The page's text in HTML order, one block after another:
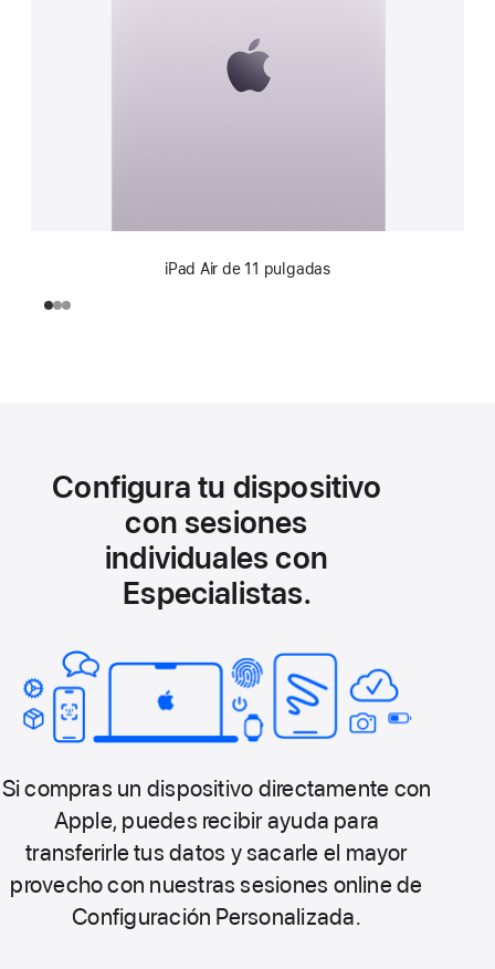
iPad Air de 11 pulgadas
Configura tu dispositivo
con sesiones
individuales con
Especialistas.
Si compras un dispositivo directamente con
Apple, puedes recibir ayuda para
transferirle tus datos y sacarle el mayor
provecho con nuestras sesiones online de
Configuración Personalizada.